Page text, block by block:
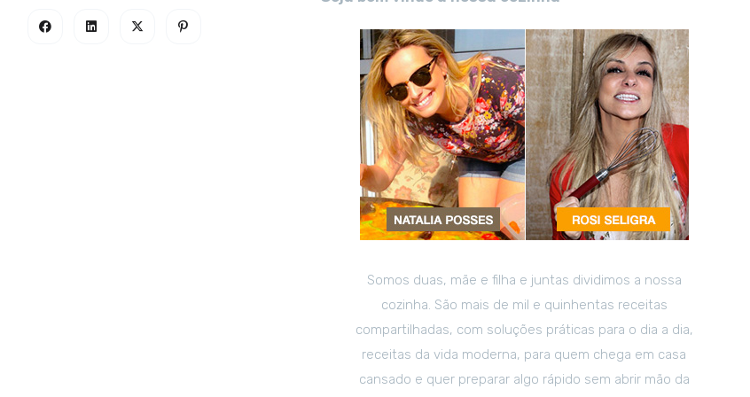
Somos duas, mãe e filha e juntas dividimos a nossa
cozinha. São mais de mil e quinhentas receitas
compartilhadas, com soluções práticas para o dia a dia,
receitas da vida moderna, para quem chega em casa
cansado e quer preparar algo rápido sem abrir mão da